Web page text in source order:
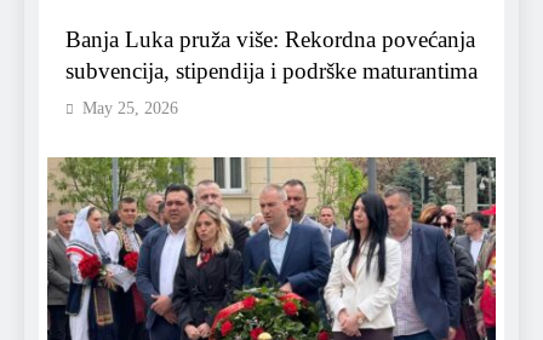
Banja Luka pruža više: Rekordna povećanja
subvencija, stipendija i podrške maturantima
May 25, 2026